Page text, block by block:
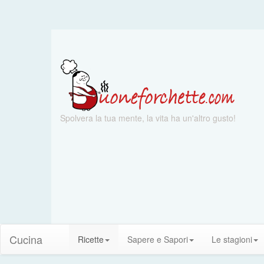
Spolvera la tua mente, la vita ha un'altro gusto!
Cucina Ricette Sapere e Sapori Le stagioni